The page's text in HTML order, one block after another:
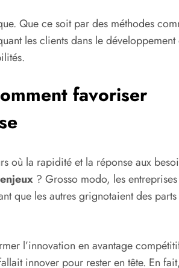
Que ce soit par des méthodes
les clients dans le développement
favoriser
où la rapidité et la réponse aux
? Grosso modo, les
que les autres grignotaient des
l’innovation en avantage
innover pour rester en tête. En